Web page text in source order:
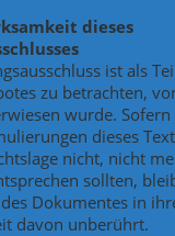
dieses
ist als
zu betrachten,
wurde.
dieses
nicht, nicht
sollten,
Dokumentes in
davon unberührt.